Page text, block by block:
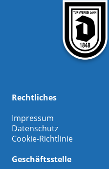
Rechtliches
Impressum
Datenschutz
Cookie-Richtlinie
Geschäftsstelle